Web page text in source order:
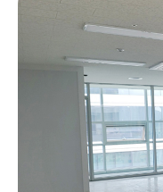
2021년 1월 1일